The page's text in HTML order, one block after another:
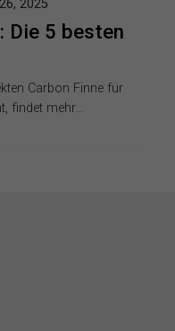
Die 5 besten
2025
Carbon Finne für
findet mehr…